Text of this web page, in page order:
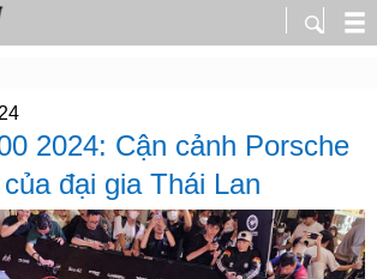
2024: Cận cảnh Porsche
đại gia Thái Lan